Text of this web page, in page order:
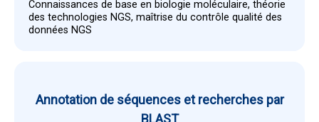
Connaissances de base en biologie moléculaire, théorie
des technologies NGS, maîtrise du contrôle qualité des
données NGS
Annotation de séquences et recherches par
BLAST